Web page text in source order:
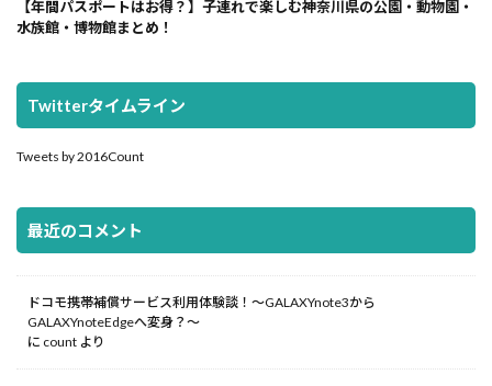
【年間パスポートはお得？】子連れで楽しむ神奈川県の公園・動物園・
水族館・博物館まとめ！
Twitterタイムライン
Tweets by 2016Count
最近のコメント
ドコモ携帯補償サービス利用体験談！～GALAXYnote3から
GALAXYnoteEdgeへ変身？～
に count より